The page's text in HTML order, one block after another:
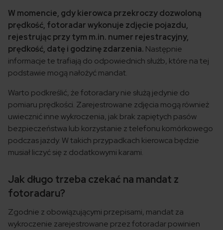
W momencie, gdy kierowca przekroczy dozwoloną
prędkość, fotoradar wykonuje zdjęcie pojazdu,
rejestrując przy tym m.in. numer rejestracyjny,
prędkość, datę i godzinę zdarzenia. Następnie
informacje te trafiają do odpowiednich służb, które na tej
podstawie mogą nałożyć mandat.
Warto podkreślić, że fotoradary nie służą jedynie do
pomiaru prędkości. Zarejestrowane zdjęcia mogą również
uwiecznić inne wykroczenia, jak brak zapiętych pasów
bezpieczeństwa lub korzystanie z telefonu komórkowego
podczas jazdy. W takich przypadkach kierowca będzie
musiał liczyć się z dodatkowymi karami.
Jak długo trzeba czekać na mandat z
fotoradaru?
Zgodnie z obowiązującymi przepisami, mandat za
wykroczenie zarejestrowane przez fotoradar powinien